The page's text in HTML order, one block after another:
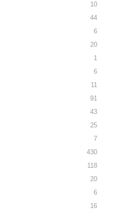
10
44
6
20
1
6
11
91
43
25
7
430
118
20
6
16